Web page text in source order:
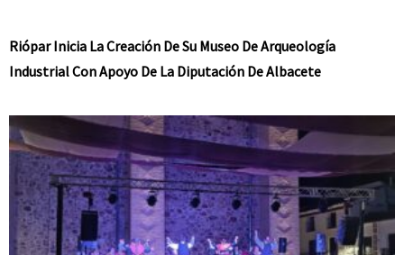
Riópar Inicia La Creación De Su Museo De Arqueología
Industrial Con Apoyo De La Diputación De Albacete